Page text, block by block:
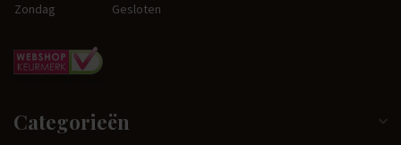
Zondag
Gesloten
Categorieën